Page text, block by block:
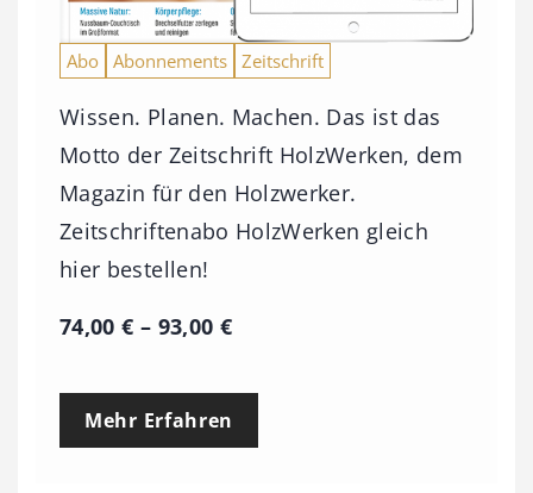
Abo Abonnements Zeitschrift
Wissen. Planen. Machen. Das ist das
Motto der Zeitschrift HolzWerken, dem
Magazin für den Holzwerker.
Zeitschriftenabo HolzWerken gleich
hier bestellen!
74,00€ – 93,00 €P
e
Mehr Erfahren